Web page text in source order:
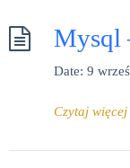
Mysql
Date: 9
Czytaj więcej